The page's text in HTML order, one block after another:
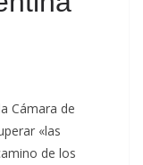
Cámara de
«las
de los